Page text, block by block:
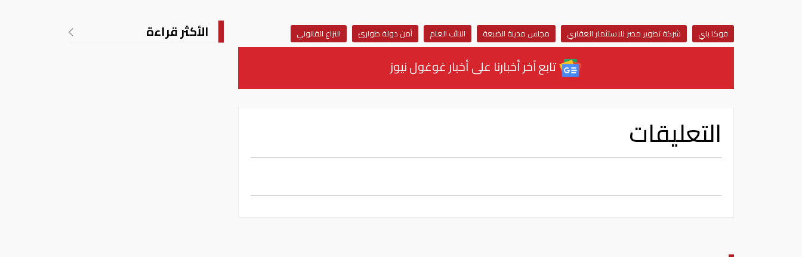
فوكا باي شركة تطوير مصر للاستثمار العقاري مجلس مدينة الضبعة النائب العام أمن دولة طوارئ النزاع القانوني
تابع آخر أخبارنا على أخبار غوغول نيوز
التعليقات
الأكثر قراءة